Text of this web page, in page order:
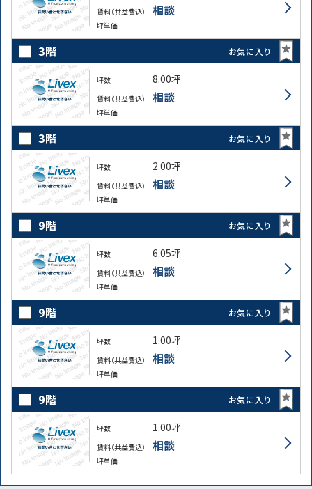
賃料（共益費込） 相談
坪単価
3階 お気に入り
坪数 8.00坪
賃料（共益費込） 相談
坪単価
3階 お気に入り
坪数 2.00坪
賃料（共益費込） 相談
坪単価
9階 お気に入り
坪数 6.05坪
賃料（共益費込） 相談
坪単価
9階 お気に入り
坪数 1.00坪
賃料（共益費込） 相談
坪単価
9階 お気に入り
坪数 1.00坪
賃料（共益費込） 相談
坪単価